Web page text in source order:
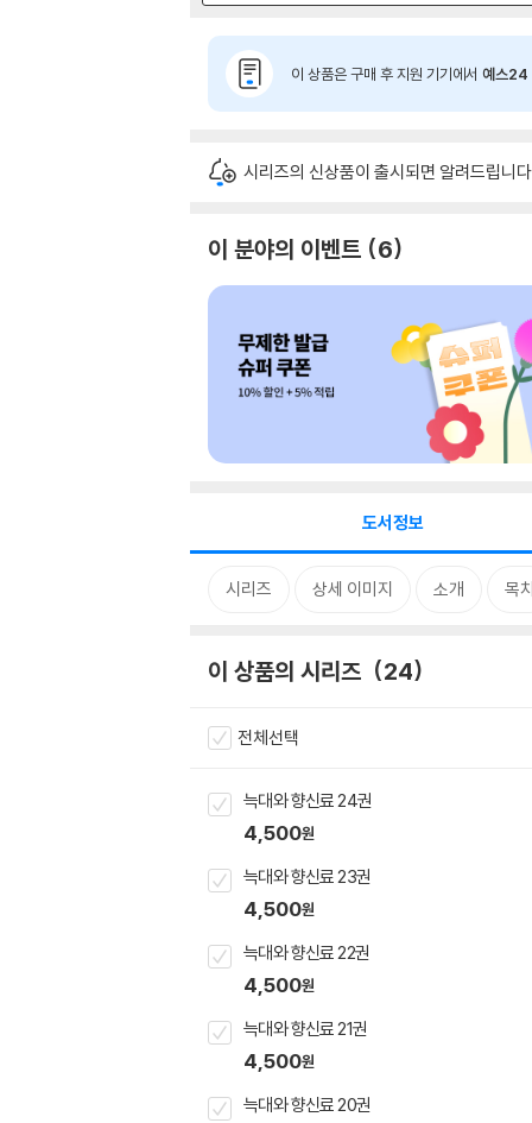
이 상품은 구매 후 지원 기기에서 예스24
시리즈의 신상품이 출시되면 알려드립니
이 분야의 이벤트 6
도서정보
시리즈 상세 이미지 소개 목
이 상품의 시리즈 24
전체선택
늑대와 향신료 24권
4,500원
늑대와 향신료 23권
4,500원
늑대와 향신료 22권
4,500원
늑대와 향신료 21권
4,500원
늑대와 향신료 20권